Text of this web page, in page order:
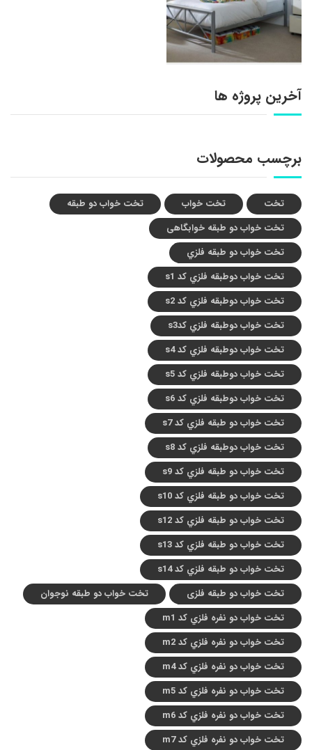
آخرین پروژه ها
برچسب محصولات
تخت تخت خواب
تخت خواب دو طبقه
تخت خواب دو طبقه خوابگاهی
تخت خواب دو طبقه فلزي
تخت خواب دوطبقه فلزي کد s1
تخت خواب دوطبقه فلزي کد s2
تخت خواب دوطبقه فلزي کدs3
تخت خواب دوطبقه فلزي کد s4
تخت خواب دوطبقه فلزي کد s5
تخت خواب دوطبقه فلزي کد s6
تخت خواب دو طبقه فلزي کد s7
تخت خواب دوطبقه فلزي کد s8
تخت خواب دو طبقه فلزي کد s9
تخت خواب دو طبقه فلزي کد s10
تخت خواب دو طبقه فلزي کد s12
تخت خواب دو طبقه فلزي کد s13
تخت خواب دو طبقه فلزي کد s14
تخت خواب دو طبقه فلزی
تخت خواب دو طبقه نوجوان
تخت خواب دو نفره فلزي کد m1
تخت خواب دو نفره فلزي کد m2
تخت خواب دو نفره فلزي کد m4
تخت خواب دو نفره فلزي کد m5
تخت خواب دو نفره فلزي کد m6
تخت خواب دو نفره فلزي کد m7